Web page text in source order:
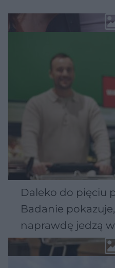
Daleko do pięciu
Badanie
naprawdę jedzą